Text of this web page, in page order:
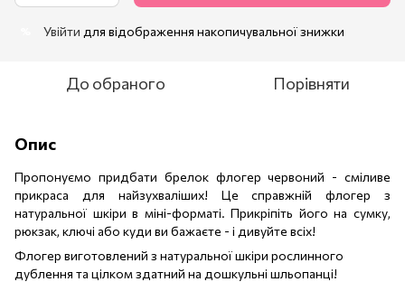
Увійти для відображення накопичувальної знижки
До обраного Порівняти
Опис
Пропонуємо придбати брелок флогер червоний - сміливе
прикраса для найзухваліших! Це справжній флогер з
натуральної шкіри в міні-форматі. Прикріпіть його на сумку,
рюкзак, ключі або куди ви бажаєте - і дивуйте всіх!
Флогер виготовлений з натуральної шкіри рослинного
дублення та цілком здатний на дошкульні шльопанці!